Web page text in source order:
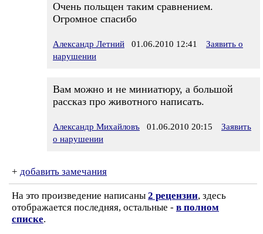
Очень польщен таким сравнением.
Огромное спасибо
Александр Летний 01.06.2010 12:41
Заявить о
нарушении
Вам можно и не миниатюру, а большой
рассказ про животного написать.
Александр Михайловъ 01.06.2010 20:15
Заявить
о нарушении
+ добавить замечания
На это произведение написаны 2 рецензии, здесь
отображается последняя, остальные - в полном
списке.